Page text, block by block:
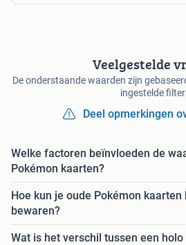
Veelgestelde
De onderstaande waarden zijn
ingestelde
Deel opmerkingen
Welke factoren beïnvloeden de
Pokémon kaarten?
Hoe kun je oude Pokémon kaarten
bewaren?
Wat is het verschil tussen een